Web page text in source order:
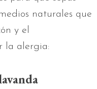
naturales que
y el
la alergia: